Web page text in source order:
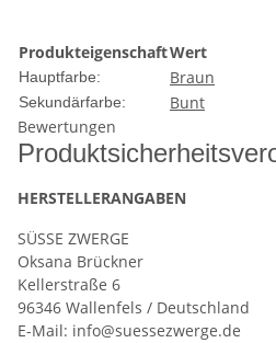
ProdukteigenschaftWert
Hauptfarbe: Braun
Sekundärfarbe:
Bunt
Bewertungen
HERSTELLER­ANGABEN
SÜSSE ZWERGE
Oksana Brückner
Kellerstraße 6
96346 Wallenfels / Deutschland
E-Mail: info@suessezwerge.de